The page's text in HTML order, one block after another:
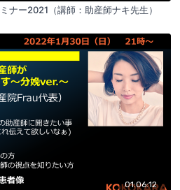
ー2021（講師：助産師ナキ先生）
01:06:12